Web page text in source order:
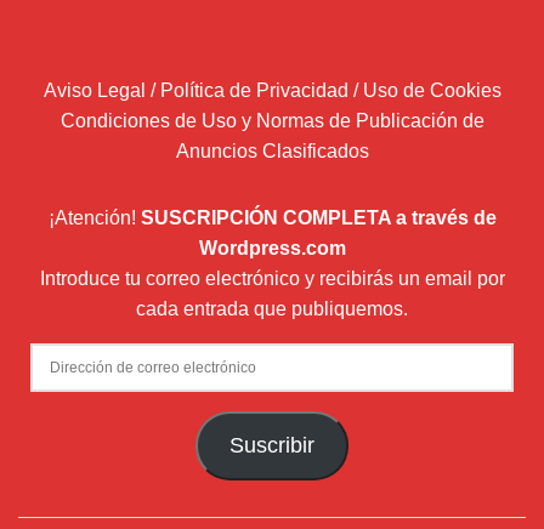
Aviso Legal / Política de Privacidad / Uso de Cookies
Condiciones de Uso y Normas de Publicación de
Anuncios Clasificados
¡Atención! SUSCRIPCIÓN COMPLETA a través de
Wordpress.com
Introduce tu correo electrónico y recibirás un email por
cada entrada que publiquemos.
Dirección
de
Suscribir